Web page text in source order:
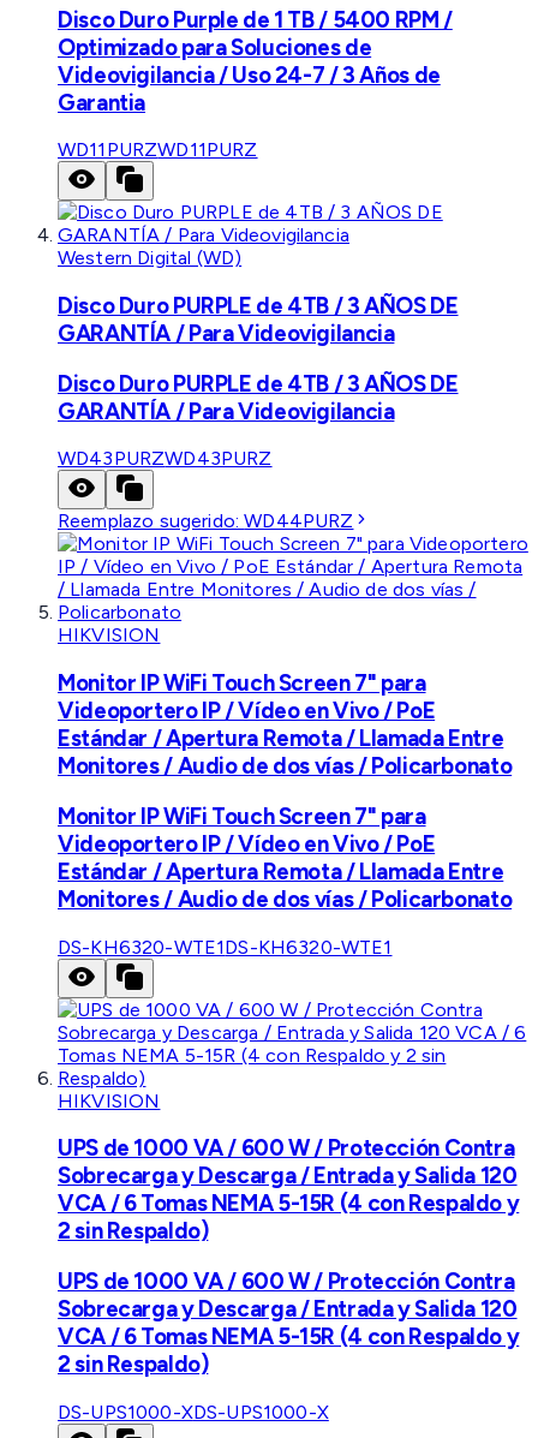
Disco Duro Purple de 1 TB / 5400 RPM /
Optimizado para Soluciones de
Videovigilancia / Uso 24-7 / 3 Años de
Garantia
WD11PURZWD11PURZ
Western Digital (WD)
Disco Duro PURPLE de 4TB / 3 AÑOS DE
GARANTÍA / Para Videovigilancia
Disco Duro PURPLE de 4TB / 3 AÑOS DE
GARANTÍA / Para Videovigilancia
WD43PURZWD43PURZ
Reemplazo sugerido:WD44PURZ
HIKVISION
Monitor IP WiFi Touch Screen 7" para
Videoportero IP / Vídeo en Vivo / PoE
Estándar / Apertura Remota / Llamada Entre
Monitores / Audio de dos vías / Policarbonato
Monitor IP WiFi Touch Screen 7" para
Videoportero IP / Vídeo en Vivo / PoE
Estándar / Apertura Remota / Llamada Entre
Monitores / Audio de dos vías / Policarbonato
DS-KH6320-WTE1DS-KH6320-WTE1
HIKVISION
UPS de 1000 VA / 600 W / Protección Contra
Sobrecarga y Descarga / Entrada y Salida 120
VCA / 6 Tomas NEMA 5-15R (4 con Respaldo y
2 sin Respaldo)
UPS de 1000 VA / 600 W / Protección Contra
Sobrecarga y Descarga / Entrada y Salida 120
VCA / 6 Tomas NEMA 5-15R (4 con Respaldo y
2 sin Respaldo)
DS-UPS1000-XDS-UPS1000-X